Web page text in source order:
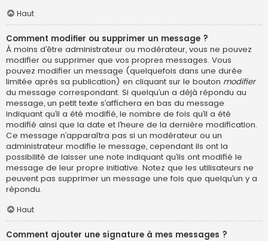
Haut
Comment modifier ou supprimer un message ?
À moins d’être administrateur ou modérateur, vous ne pouvez
modifier ou supprimer que vos propres messages. Vous
pouvez modifier un message (quelquefois dans une durée
limitée après sa publication) en cliquant sur le bouton modifier
du message correspondant. Si quelqu’un a déjà répondu au
message, un petit texte s’affichera en bas du message
indiquant qu’il a été modifié, le nombre de fois qu’il a été
modifié ainsi que la date et l’heure de la dernière modification.
Ce message n’apparaîtra pas si un modérateur ou un
administrateur modifie le message, cependant ils ont la
possibilité de laisser une note indiquant qu’ils ont modifié le
message de leur propre initiative. Notez que les utilisateurs ne
peuvent pas supprimer un message une fois que quelqu’un y a
répondu.
Haut
Comment ajouter une signature à mes messages ?